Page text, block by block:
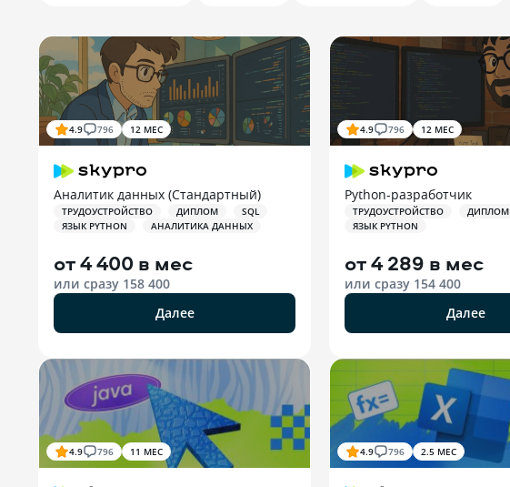
4.9 796 12 МЕС
Аналитик данных (Стандартный)
ТРУДОУСТРОЙСТВО ДИПЛОМ
SQL
ЯЗЫК PYTHON
АНАЛИТИКА ДАННЫХ
от4 400 в мес
или сразу 158 400
Далее
4.9 796 12 МЕС
Python-разработчик
ТРУДОУСТРОЙСТВО
ДИПЛОМ
ЯЗЫК PYTHON
от4 289 в мес
или сразу 154 400
Далее
4.9 796 11 МЕС 4.9 796 2.5 МЕС